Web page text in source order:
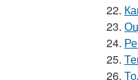
22.
23.
24.
25.
26.